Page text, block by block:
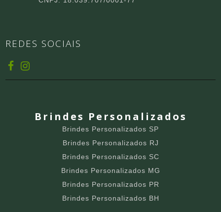
REDES SOCIAIS
Brindes Personalizados
Brindes Personalizados SP
Brindes Personalizados RJ
Brindes Personalizados SC
Brindes Personalizados MG
Brindes Personalizados PR
Brindes Personalizados BH